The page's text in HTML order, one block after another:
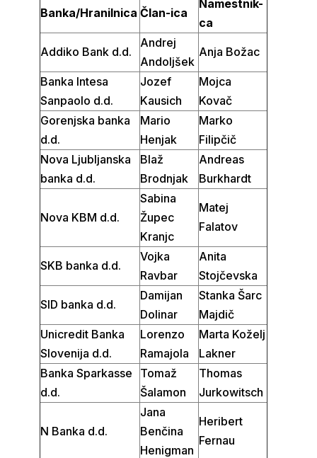
Banka/Hranilnica Član-ica
Namestnik-
ca
Addiko Bank d.d.
Andrej
Andoljšek
Anja Božac
Banka Intesa
Sanpaolo d.d.
Jozef
Kausich
Mojca
Kovač
Gorenjska banka
d.d.
Mario
Henjak
Marko
Filipčič
Nova Ljubljanska
banka d.d.
Blaž
Brodnjak
Andreas
Burkhardt
Nova KBM d.d.
Sabina
Župec
Kranjc
Matej
Falatov
SKB banka d.d.
Vojka
Ravbar
Anita
Stojčevska
SID banka d.d.
Damijan
Dolinar
Stanka Šarc
Majdič
Unicredit Banka
Slovenija d.d.
Lorenzo
Ramajola
Marta Koželj
Lakner
Banka Sparkasse
d.d.
Tomaž
Šalamon
Thomas
Jurkowitsch
N Banka d.d.
Jana
Benčina
Henigman
Heribert
Fernau